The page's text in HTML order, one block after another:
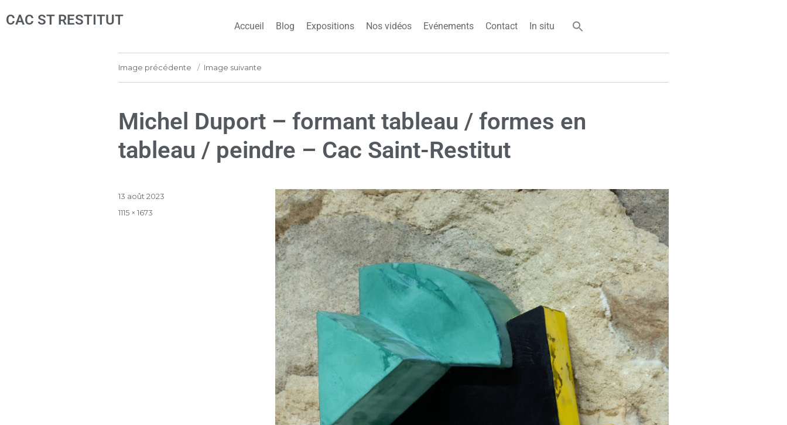
CAC ST RESTITUT Accueil Blog Expositions Nos vidéos Evénements Contact In situ
Image précédente Image suivante
Michel Duport – formant tableau / formes en
tableau / peindre – Cac Saint-Restitut
13 août 2023
1115 × 1673